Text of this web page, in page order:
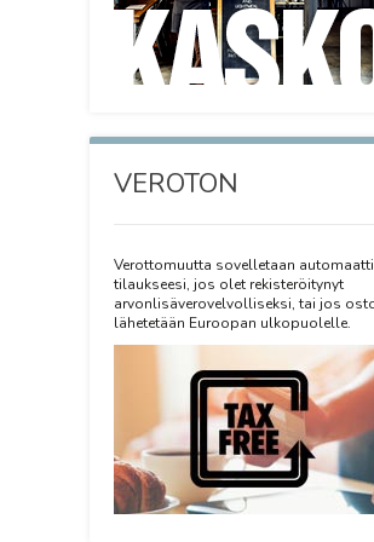
VEROTON
Verottomuutta sovelletaan
tilaukseesi, jos olet rekisteröitynyt
arvonlisäverovelvolliseksi, tai jos
lähetetään Euroopan ulkopuolelle.